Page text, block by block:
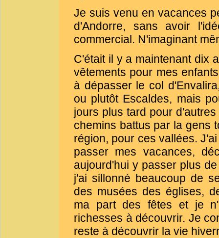
Je suis venu en vacances
d'Andorre, sans avoir
commercial. N'imaginant
C'était il y a maintenant dix
vêtements pour mes
à dépasser le col
ou plutôt Escaldes, mais
jours plus tard pour
chemins battus par la gens
région, pour ces vallées.
passer mes vacances,
aujourd'hui y passer plus
j'ai sillonné beaucoup de
des musées des églises,
ma part des fêtes et je
richesses à découvrir. Je
reste à découvrir la vie